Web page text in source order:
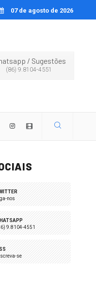
07 de agosto de 2026
/ Sugestões
(86) 9.8104-4551
nos
9.8104-4551
se